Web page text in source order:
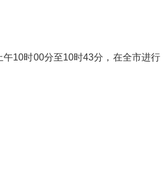
10时00分至10时43分，在全市进行